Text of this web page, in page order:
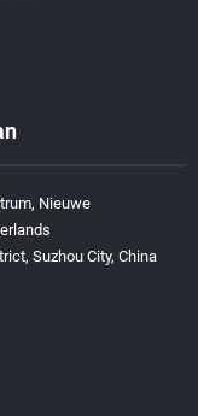
Nieuwe
Suzhou City, China